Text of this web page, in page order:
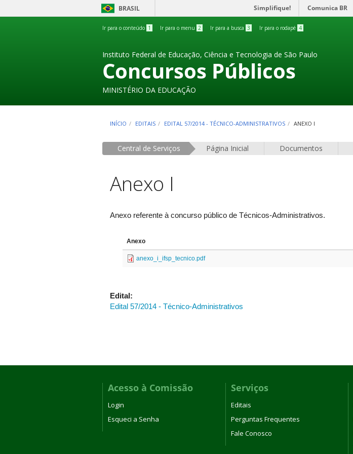
BRASIL Simplifique! Comunica BR
Ir para o conteúdo 1 Ir para o menu 2 Ir para a busca 3 Ir para o rodapé 4
Instituto Federal de Educação, Ciência e Tecnologia de São Paulo
Concursos Públicos
MINISTÉRIO DA EDUCAÇÃO
INÍCIO EDITAIS EDITAL 57/2014 - TÉCNICO-ADMINISTRATIVOS ANEXO I
Central de Serviços Página Inicial Documentos
Anexo I
Anexo referente à concurso público de Técnicos-Administrativos.
Anexo
anexo_i_ifsp_tecnico.pdf
Edital:
Edital 57/2014 - Técnico-Administrativos
Acesso à Comissão
Login
Esqueci a Senha
Serviços
Editais
Perguntas Frequentes
Fale Conosco